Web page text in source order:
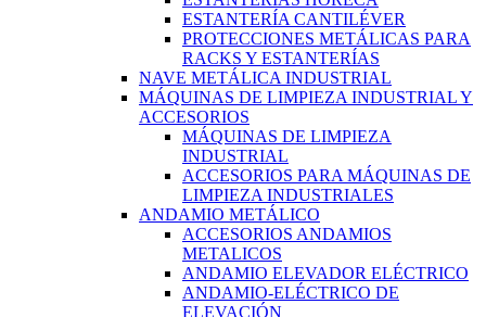
ESTANTERÍA CANTILÉVER
PROTECCIONES METÁLICAS PARA
RACKS Y ESTANTERÍAS
NAVE METÁLICA INDUSTRIAL
MÁQUINAS DE LIMPIEZA INDUSTRIAL Y
ACCESORIOS
MÁQUINAS DE LIMPIEZA
INDUSTRIAL
ACCESORIOS PARA MÁQUINAS DE
LIMPIEZA INDUSTRIALES
ANDAMIO METÁLICO
ACCESORIOS ANDAMIOS
METALICOS
ANDAMIO ELEVADOR ELÉCTRICO
ANDAMIO-ELÉCTRICO DE
ELEVACIÓN